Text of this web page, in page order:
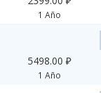
1 Año
5498.00 ₽
1 Año